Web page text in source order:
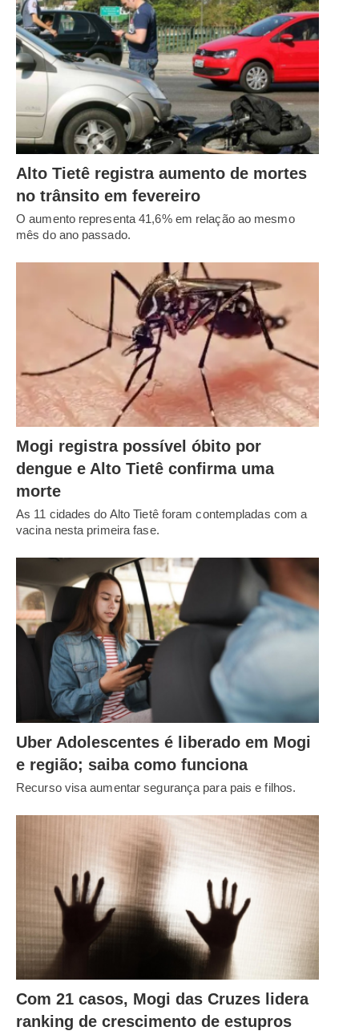
Alto Tietê registra aumento de mortes
no trânsito em fevereiro
O aumento representa 41,6% em relação ao mesmo
mês do ano passado.
Mogi registra possível óbito por
dengue e Alto Tietê confirma uma
morte
As 11 cidades do Alto Tietê foram contempladas com a
vacina nesta primeira fase.
Uber Adolescentes é liberado em Mogi
e região; saiba como funciona
Recurso visa aumentar segurança para pais e filhos.
Com 21 casos, Mogi das Cruzes lidera
ranking de crescimento de estupros